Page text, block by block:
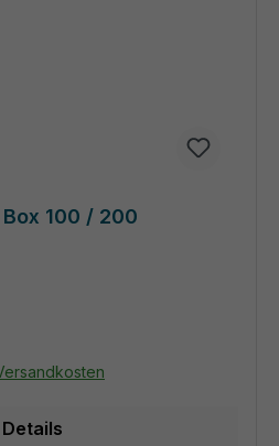
100 / 200
Details